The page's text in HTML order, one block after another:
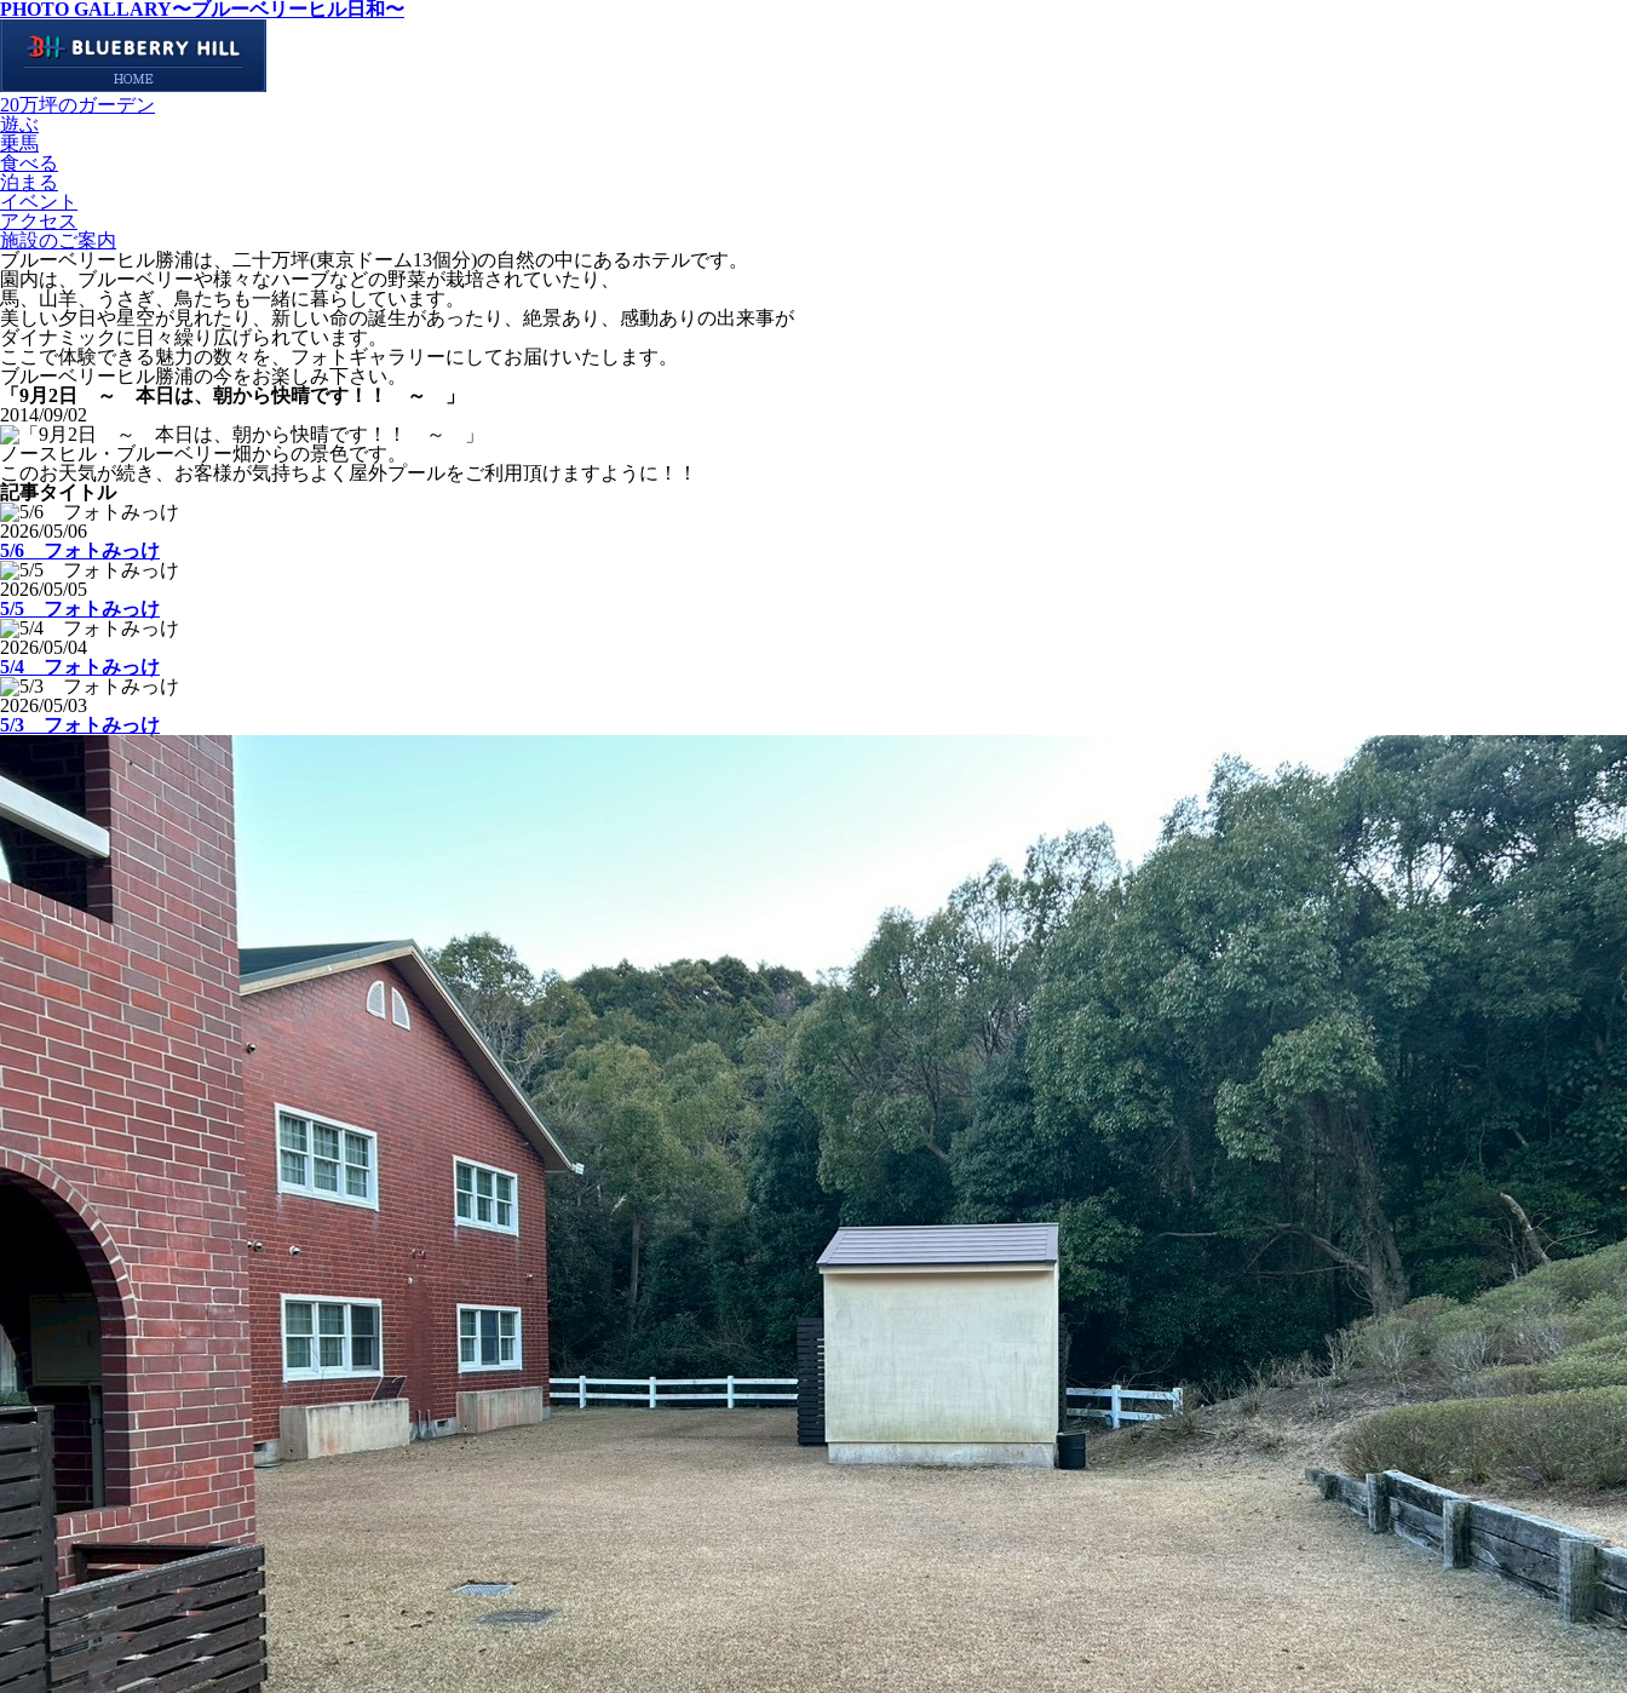
PHOTO GALLARY〜ブルーベリーヒル日和〜
20万坪のガーデン
遊ぶ
乗馬
食べる
泊まる
イベント
アクセス
施設のご案内
ブルーベリーヒル勝浦は、二十万坪(東京ドーム13個分)の自然の中にあるホテルです。
園内は、ブルーベリーや様々なハーブなどの野菜が栽培されていたり、
馬、山羊、うさぎ、鳥たちも一緒に暮らしています。
美しい夕日や星空が見れたり、新しい命の誕生があったり、絶景あり、感動ありの出来事が
ダイナミックに日々繰り広げられています。
ここで体験できる魅力の数々を、フォトギャラリーにしてお届けいたします。
ブルーベリーヒル勝浦の今をお楽しみ下さい。
「9月2日 ～ 本日は、朝から快晴です！！ ～ 」
2014/09/02
ノースヒル・ブルーベリー畑からの景色です。
このお天気が続き、お客様が気持ちよく屋外プールをご利用頂けますように！！
記事タイトル
2026/05/06
5/6 フォトみっけ
2026/05/05
5/5 フォトみっけ
2026/05/04
5/4 フォトみっけ
2026/05/03
5/3 フォトみっけ